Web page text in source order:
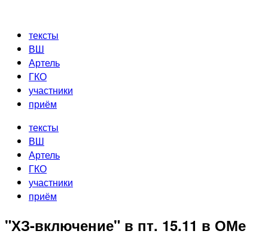
содержимому
тексты
ВШ
Артель
ГКО
участники
приём
тексты
ВШ
Артель
ГКО
участники
приём
"ХЗ-включение" в пт. 15.11 в ОМе